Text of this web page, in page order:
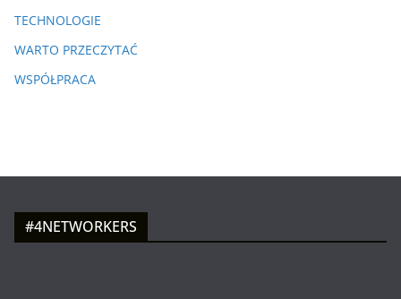
TECHNOLOGIE
WARTO PRZECZYTAĆ
WSPÓŁPRACA
#4NETWORKERS